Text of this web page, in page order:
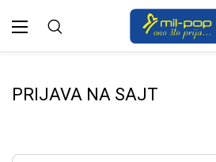
PRIJAVA NA SAJT